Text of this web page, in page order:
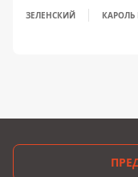
ЗЕЛЕНСКИЙ